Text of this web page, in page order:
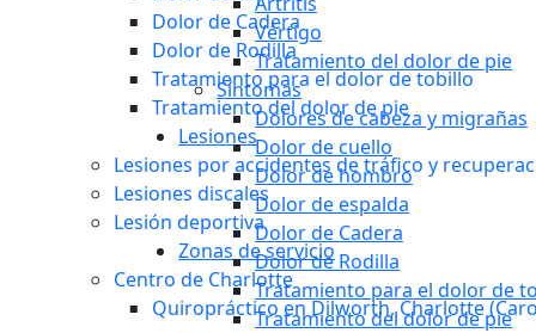
Dolor de Cadera
Dolor de Rodilla
Tratamiento para el dolor de tobillo
Tratamiento del dolor de pie
Lesiones
Lesiones por accidentes de tráfico y
Lesiones discales
Lesión deportiva
Zonas de servicio
Centro de Charlotte
Quiropráctico en Dilworth, Charlotte
Vértigo
Tratamiento del dolor de pie
Síntomas
Dolores de cabeza y migrañas
Dolor de cuello
Dolor de hombro
Dolor de espalda
Dolor de Cadera
Dolor de Rodilla
Tratamiento para el dolor de
Tratamiento del dolor de pie